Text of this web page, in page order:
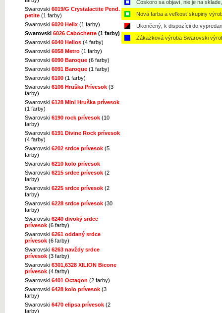
Swarovski 6019/G Crystalactite Pend.
petite (1 farby)
Swarovski 6020 Helix (1 farby)
Swarovski 6026 Cabochette (1 farby)
Swarovski 6040 Helios (4 farby)
Swarovski 6058 Metro (1 farby)
Swarovski 6090 Baroque (6 farby)
Swarovski 6091 Baroque (1 farby)
Swarovski 6100 (1 farby)
Swarovski 6106 Hruška Prívesok (3
farby)
Swarovski 6128 Mini Hruška prívesok
(1 farby)
Swarovski 6190 rock prívesok (10
farby)
Swarovski 6191 Divine Rock prívesok
(4 farby)
Swarovski 6202 srdce prívesok (5
farby)
Swarovski 6210 kolo prívesok
Swarovski 6215 srdce prívesok (2
farby)
Swarovski 6225 srdce prívesok (2
farby)
Swarovski 6228 srdce prívesok (30
farby)
Swarovski 6240 divoký srdce
prívesok (6 farby)
Swarovski 6261 oddaný srdce
prívesok (6 farby)
Swarovski 6263 navždy srdce
prívesok (3 farby)
Swarovski 6301,6328 XILION Bicone
prívesok (4 farby)
Swarovski 6401 Octagon (2 farby)
Swarovski 6428 kolo prívesok (3
farby)
Swarovski 6470 elipsa prívesok (2
farby)
Čoskoro sa objaví, nie je na
Nová farba a veľkosť skupiny
Ukončený, k dispozícii do
Zákazková výroba Swarovski